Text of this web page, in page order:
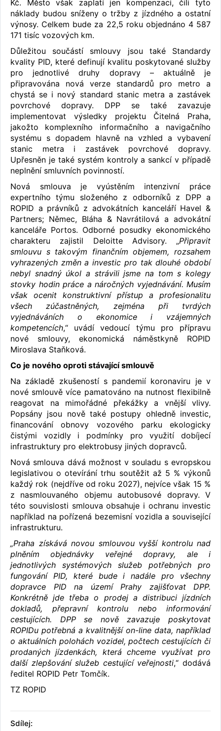
Kč. Město však zaplatí jen kompenzaci, čili tyto
náklady budou sníženy o tržby z jízdného a ostatní
výnosy. Celkem bude za 22,5 roku objednáno 4 587
171 tisíc vozových km.
Důležitou součástí smlouvy jsou také Standardy
kvality PID, které definují kvalitu poskytované služby
pro jednotlivé druhy dopravy – aktuálně je
připravována nová verze standardů pro metro a
chystá se i nový standard stanic metra a zastávek
povrchové dopravy. DPP se také zavazuje
implementovat výsledky projektu Čitelná Praha,
jakožto komplexního informačního a navigačního
systému s dopadem hlavně na vzhled a vybavení
stanic metra i zastávek povrchové dopravy.
Upřesněn je také systém kontroly a sankcí v případě
neplnění smluvních povinností.
Nová smlouva je vyústěním intenzivní práce
expertního týmu složeného z odborníků z DPP a
ROPID a právníků z advokátních kanceláří Havel &
Partners; Němec, Bláha & Navrátilová a advokátní
kanceláře Portos. Odborné posudky ekonomického
charakteru zajistil Deloitte Advisory. „Připravit
smlouvu s takovým finančním objemem, rozsahem
vyhrazených změn a investic pro tak dlouhé období
nebyl snadný úkol a strávili jsme na tom s kolegy
stovky hodin práce a náročných vyjednávání. Musím
však ocenit konstruktivní přístup a profesionalitu
všech zúčastněných, zejména při tvrdých
vyjednáváních o ekonomice i vzájemných
kompetencích,“ uvádí vedoucí týmu pro přípravu
nové smlouvy, ekonomická náměstkyně ROPID
Miroslava Staňková.
Co je nového oproti stávající smlouvě
Na základě zkušeností s pandemií koronaviru je v
nové smlouvě více pamatováno na nutnost flexibilně
reagovat na mimořádné překážky a vnější vlivy.
Popsány jsou nově také postupy ohledně investic,
financování obnovy vozového parku ekologicky
čistými vozidly i podmínky pro využití dobíjecí
infrastruktury pro elektrobusy jiných dopravců.
Nová smlouva dává možnost v souladu s evropskou
legislativou o otevírání trhu soutěžit až 5 % výkonů
každý rok (nejdříve od roku 2027), nejvíce však 15 %
z nasmlouvaného objemu autobusové dopravy. V
této souvislosti smlouva obsahuje i ochranu investic
například na pořízená bezemisní vozidla a související
infrastrukturu.
„Praha získává novou smlouvou vyšší kontrolu nad
plněním objednávky veřejné dopravy, ale i
jednotlivých systémových služeb potřebných pro
fungování PID, které bude i nadále pro všechny
dopravce PID na území Prahy zajišťovat DPP.
Konkrétně jde třeba o prodej a distribuci jízdních
dokladů, přepravní kontrolu nebo informování
cestujících. DPP se nově zavazuje poskytovat
ROPIDu potřebná a kvalitnější on-line data, například
o aktuálních polohách vozidel, počtech cestujících či
prodaných jízdenkách, která chceme využívat pro
další zlepšování služeb cestující veřejnosti,“ dodává
ředitel ROPID Petr Tomčík.
TZ ROPID
Sdílej: